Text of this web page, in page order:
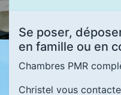
Se poser,
en famille ou en
Chambres PMR
Christel vous